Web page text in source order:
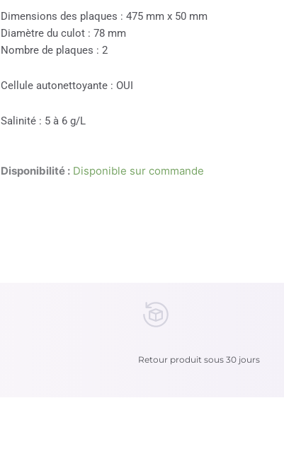
Dimensions des plaques : 475 mm x 50 mm
Diamètre du culot : 78 mm
Nombre de plaques : 2
Cellule autonettoyante : OUI
Salinité : 5 à 6 g/L
Disponibilité : Disponible sur commande
Retour produit sous 30 jours